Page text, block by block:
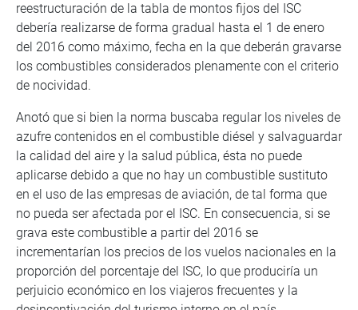
reestructuración de la tabla de montos fijos del ISC
debería realizarse de forma gradual hasta el 1 de enero
del 2016 como máximo, fecha en la que deberán gravarse
los combustibles considerados plenamente con el criterio
de nocividad.
Anotó que si bien la norma buscaba regular los niveles de
azufre contenidos en el combustible diésel y salvaguardar
la calidad del aire y la salud pública, ésta no puede
aplicarse debido a que no hay un combustible sustituto
en el uso de las empresas de aviación, de tal forma que
no pueda ser afectada por el ISC. En consecuencia, si se
grava este combustible a partir del 2016 se
incrementarían los precios de los vuelos nacionales en la
proporción del porcentaje del ISC, lo que produciría un
perjuicio económico en los viajeros frecuentes y la